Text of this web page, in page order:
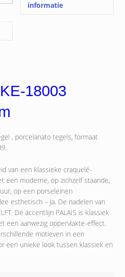
informatie
18003
, porcelanato tegels, formaat
van een klassieke craquelé-
een moderne, op zichzelf staande,
op een porseleinen
esthetisch – Ja. De nadelen van
De accentlijn PALAIS is klassiek
een aanwezig oppervlakte-effect.
motieven in een
een unieke look tussen klassiek en